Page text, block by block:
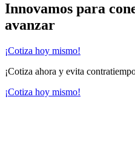
Innovamos para
avanzar
¡Cotiza hoy mismo!
¡Cotiza ahora y evita
¡Cotiza hoy mismo!